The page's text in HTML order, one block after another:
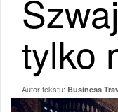
tylko
Autor tekstu: Business